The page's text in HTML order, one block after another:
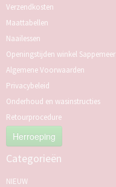
Verzendkosten
Maattabellen
Naailessen
Openingstijden winkel Sappemeer
Algemene Voorwaarden
Privacybeleid
Onderhoud en wasinstructies
Retourprocedure
Herroeping
Categorieën
NIEUW